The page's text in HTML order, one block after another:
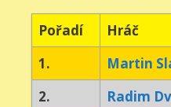
Pořadí Hráč
1.
Martin
2.
Radim